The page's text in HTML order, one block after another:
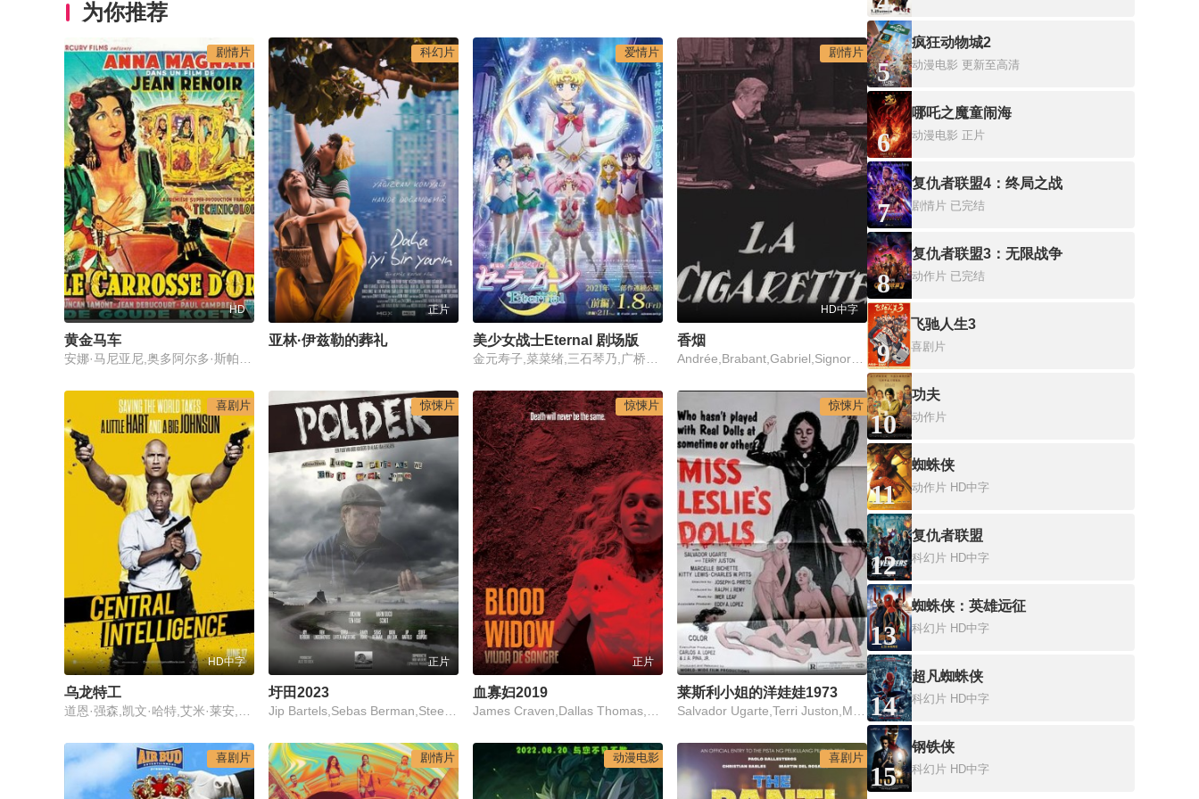
为你推荐
剧情片
HD
黄金马车
科幻片
正片
亚林·伊兹勒的葬礼
爱情片 剧情片
HD中字
香烟
喜剧片
HD中字
乌龙特工
惊悚片
正片
圩田2023
惊悚片
正片
血寡妇2019
惊悚片
莱斯利小姐的洋娃娃1973
喜剧片 剧情片 动漫电影 喜剧片
5
疯狂动物城2
动漫电影 更新至高清
6
哪吒之魔童闹海
动漫电影 正片
7
复仇者联盟4：终局之战
剧情片 已完结
8
复仇者联盟3：无限战争
动作片 已完结
9
飞驰人生3
喜剧片
10
功夫
动作片
11
蜘蛛侠
动作片 HD中字
12
复仇者联盟
科幻片 HD中字
13
蜘蛛侠：英雄远征
科幻片 HD中字
14
超凡蜘蛛侠
科幻片 HD中字
15
钢铁侠
科幻片 HD中字